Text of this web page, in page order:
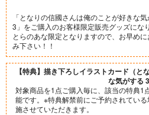
「となりの信國さんは俺のことが好きな
3」をご購入のお客様限定販売グッズにな
とらのあな限定となりますので、お早め
み下さい！！
【特典】描き下ろしイラストカード（と
な気がする 3
対象商品を1点ご購入毎に、該当の特典1
能です。※特典解禁前にご予約されてい
施させていただきます。